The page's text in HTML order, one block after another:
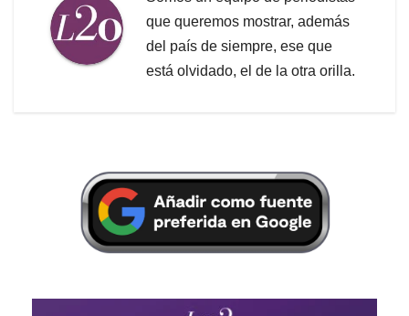
que queremos mostrar, además
del país de siempre, ese que
está olvidado, el de la otra orilla.